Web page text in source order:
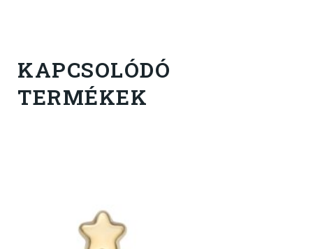
KAPCSOLÓDÓ
TERMÉKEK